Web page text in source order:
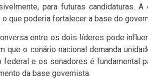
para futuras candidaturas.
o que poderia fortalecer a base do
entre os dois líderes pode
que o cenário nacional demanda
federal e os senadores é fundamental
da base governista.